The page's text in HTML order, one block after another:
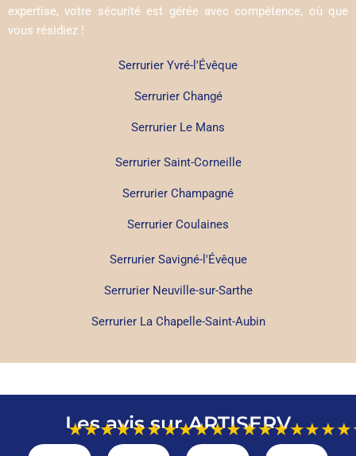
expertise, votre sécurité est gérée avec compétence, où que
vous résidiez !
Serrurier Yvré-l'Évêque
Serrurier Changé
Serrurier Le Mans
Serrurier Saint-Corneille
Serrurier Champagné
Serrurier Coulaines
Serrurier Savigné-l'Évêque
Serrurier Neuville-sur-Sarthe
Serrurier La Chapelle-Saint-Aubin
Les avis sur ARTISERV
★★★★★★★★★★★★★★★